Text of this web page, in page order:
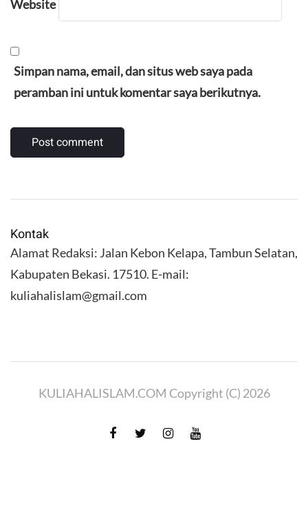
Website
Simpan nama, email, dan situs web saya pada
peramban ini untuk komentar saya berikutnya.
Kontak
Alamat Redaksi: Jalan Kebon Kelapa, Tambun Selatan,
Kabupaten Bekasi. 17510. E-mail:
kuliahalislam@gmail.com
KULIAHALISLAM.COM Copyright (C) 2026